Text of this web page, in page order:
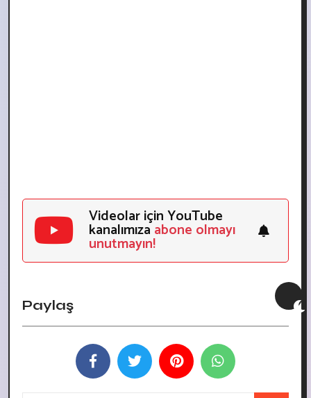
Videolar için YouTube
kanalımızaabone olmayı
unutmayın!
Paylaş